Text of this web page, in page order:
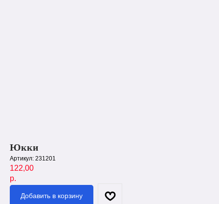
Юкки
Артикул: 231201
122,00
р.
Добавить в корзину